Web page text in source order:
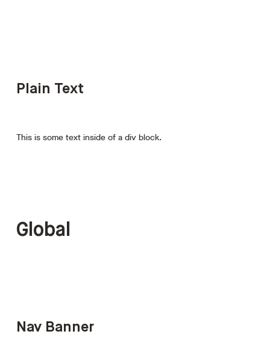
Plain Text
This is some text inside of a div block.
Global
Nav Banner